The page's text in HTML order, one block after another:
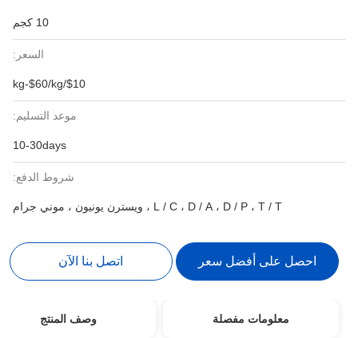
10 كجم
السعر:
$10/kg-$60/kg
موعد التسليم:
10-30days
شروط الدفع:
L / C ، D / A ، D / P ، T / T ، ويسترن يونيون ، موني جرام
احصل على أفضل سعر اتصل بنا الآن
معلومات مفصلة وصف المنتج